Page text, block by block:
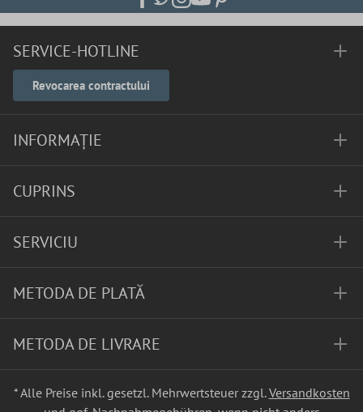
SERVICE-HOTLINE
Revocarea contractului
INFORMAȚIE
CUPRINS
SERVICIU
METODA DE PLATĂ
METODA DE LIVRARE
* Alle Preise inkl. gesetzl. Mehrwertsteuer zzgl.Versandkosten